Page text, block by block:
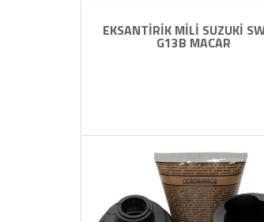
EKSANTİRİK MİLİ SUZUKİ
G13B MACAR